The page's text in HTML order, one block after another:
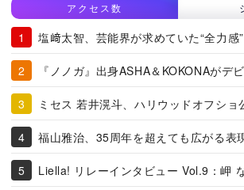
アクセス数
塩﨑太智、芸能界が求めていた“全力感”
『ノノガ』出身ASHA＆KOKONAがデ
ミセス 若井滉斗、ハリウッドオフショ
福山雅治、35周年を超えても広がる表
Liella! リレーインタビュー Vol.9：岬